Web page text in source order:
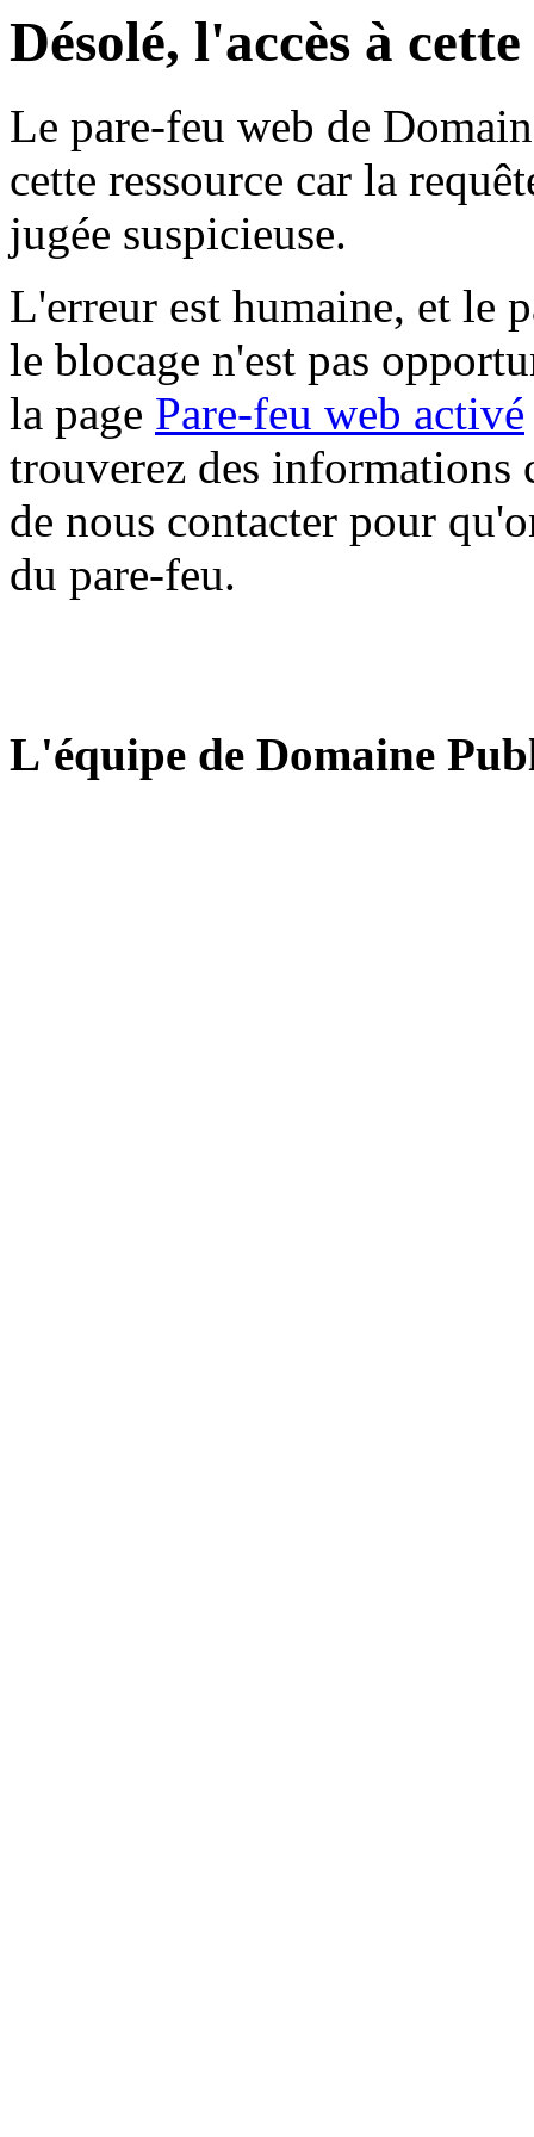
Désolé, l'accès à
Le pare-feu web de
cette ressource car la
jugée suspicieuse.
L'erreur est humaine, et le
le blocage n'est pas
la page Pare-feu web activé
trouverez des informations
de nous contacter pour
du pare-feu.
L'équipe de Domaine